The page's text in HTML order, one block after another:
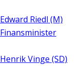
Edward Riedl (M)
Finansminister
Henrik Vinge (SD)